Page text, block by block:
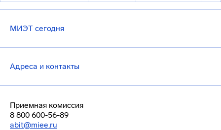
МИЭТ сегодня
Адреса и контакты
Приемная комиссия
8 800 600-56-89
abit@miee.ru